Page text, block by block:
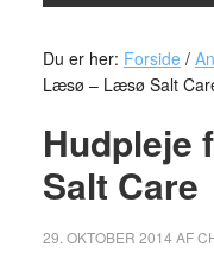
Du er her: Forside /
Læsø – Læsø Salt
Salt Care
29. OKTOBER 2014 AF